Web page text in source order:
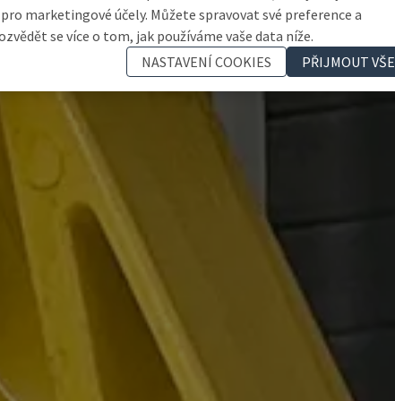
marketingové účely. Můžete spravovat své preference a
se více o tom, jak používáme vaše data níže.
NASTAVENÍ COOKIES
PŘIJMOUT VŠE